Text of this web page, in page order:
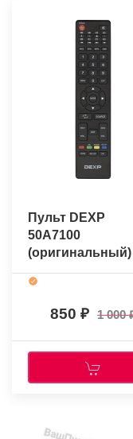
Пульт DEXP
50A7100
(оригинальный)
850 1 000